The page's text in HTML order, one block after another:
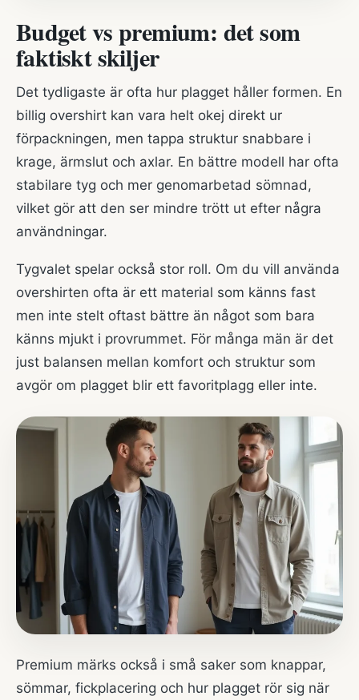
Budget vs premium: det som
faktiskt skiljer
Det tydligaste är ofta hur plagget håller formen. En
billig overshirt kan vara helt okej direkt ur
förpackningen, men tappa struktur snabbare i
krage, ärmslut och axlar. En bättre modell har ofta
stabilare tyg och mer genomarbetad sömnad,
vilket gör att den ser mindre trött ut efter några
användningar.
Tygvalet spelar också stor roll. Om du vill använda
overshirten ofta är ett material som känns fast
men inte stelt oftast bättre än något som bara
känns mjukt i provrummet. För många män är det
just balansen mellan komfort och struktur som
avgör om plagget blir ett favoritplagg eller inte.
Premium märks också i små saker som knappar,
sömmar, fickplacering och hur plagget rör sig när